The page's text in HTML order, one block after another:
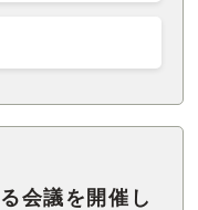
会議を開催し